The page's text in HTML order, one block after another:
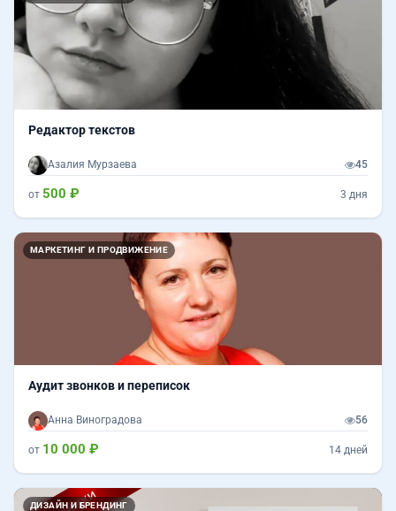
Редактор текстов
Азалия Мурзаева 45
от 500 ₽ 3 дня
МАРКЕТИНГ И ПРОДВИЖЕНИЕ
Аудит звонков и переписок
Анна Виноградова 56
от 10 000 ₽ 14 дней
ДИЗАЙН И БРЕНДИНГ
Назад